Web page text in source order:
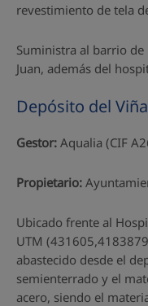
revestimiento de tela
Suministra al barrio de
Juan, además del
Depósito del
Gestor: Aqualia (CIF
Propietario:
Ubicado frente al
UTM
abastecido desde el
semienterrado y el
acero, siendo el